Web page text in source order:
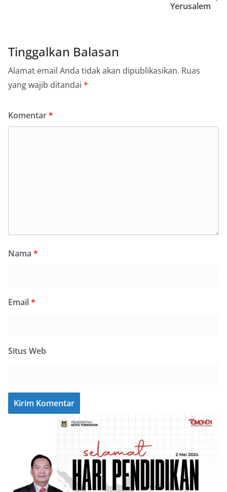
Yerusalem
Tinggalkan Balasan
Alamat email Anda tidak akan dipublikasikan. Ruas
yang wajib ditandai *
Komentar*
Nama *
Email*
Situs Web